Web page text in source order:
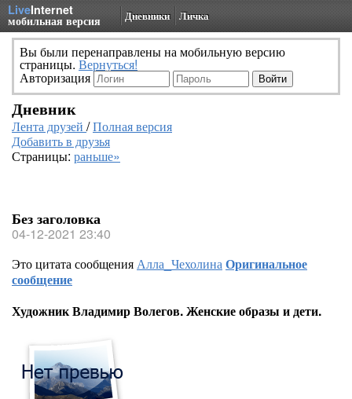
LiveInternet
мобильная версия Дневники Личка
Вы были перенаправлены на мобильную версию
страницы. Вернуться!
Авторизация
Дневник
Лента друзей /Полная версия
Добавить в друзья
Страницы: раньше»
Без заголовка
04-12-2021 23:40
Это цитата сообщенияАлла_ЧехолинаОригинальное
сообщение
Художник Владимир Волегов. Женские образы и дети.